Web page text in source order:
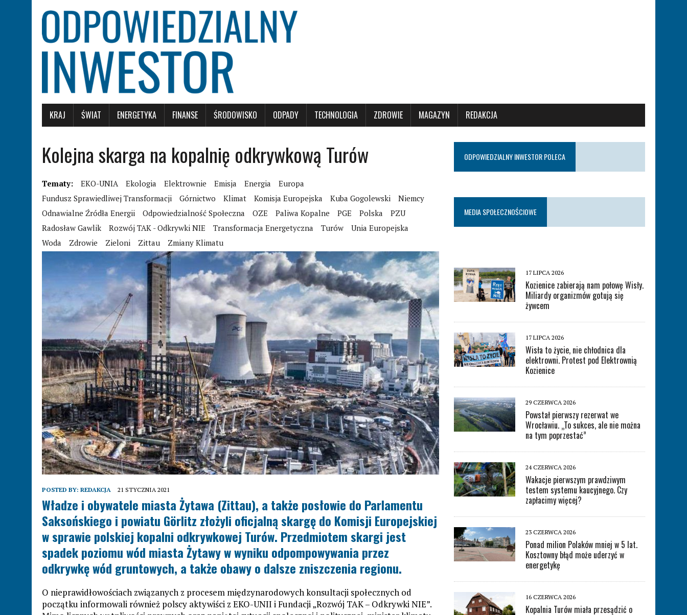
KRAJ ŚWIAT ENERGETYKA FINANSE ŚRODOWISKO ODPADY TECHNOLOGIA ZDROWIE MAGAZYN REDAKCJA
Kolejna skarga na kopalnię odkrywkową Turów
Tematy: EKO-UNIA Ekologia Elektrownie Emisja Energia
Europa
Fundusz Sprawiedliwej Transformacji
Górnictwo Klimat Komisja Europejska Kuba Gogolewski
Niemcy
Odnawialne Źródła Energii
Odpowiedzialność Społeczna OZE Paliwa Kopalne PGE Polska
PZU
Radosław Gawlik
Rozwój TAK - Odkrywki NIE Transformacja Energetyczna Turów
Unia Europejska
Woda
Zdrowie Zieloni Zittau Zmiany Klimatu
POSTED BY: REDAKCJA 21 STYCZNIA 2021
Władze i obywatele miasta Żytawa (Zittau), a także posłowie do Parlamentu
Saksońskiego i powiatu Görlitz złożyli oficjalną skargę do Komisji Europejskiej
w sprawie polskiej kopalni odkrywkowej Turów. Przedmiotem skargi jest
spadek poziomu wód miasta Żytawy w wyniku odpompowywania przez
odkrywkę wód gruntowych, a także obawy o dalsze zniszczenia regionu.
O nieprawidłowościach związanych z procesem międzynarodowych konsultacji społecznych od
początku informowali również polscy aktywiści z EKO-UNII i Fundacji „Rozwój TAK – Odkrywki NIE”.
ODPOWIEDZIALNY INWESTOR POLECA
MEDIA SPOŁECZNOŚCIOWE
17 LIPCA 2026
Kozienice zabierają nam połowę Wisły.
Miliardy organizmów gotują się
żywcem
17 LIPCA 2026
Wisła to życie, nie chłodnica dla
elektrowni. Protest pod Elektrownią
Kozienice
29 CZERWCA 2026
Powstał pierwszy rezerwat we
Wrocławiu. „To sukces, ale nie można
na tym poprzestać”
24 CZERWCA 2026
Wakacje pierwszym prawdziwym
testem systemu kaucyjnego. Czy
zapłacimy więcej?
23 CZERWCA 2026
Ponad milion Polaków mniej w 5 lat.
Kosztowny błąd może uderzyć w
energetykę
16 CZERWCA 2026
Kopalnia Turów miała przesądzić o